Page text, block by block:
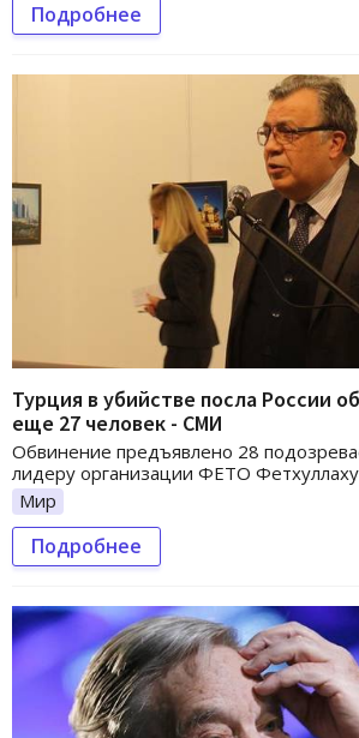
Подробнее
Турция в убийстве посла России
еще 27 человек - СМИ
Обвинение предъявлено 28
лидеру организации ФЕТO
Мир
Подробнее